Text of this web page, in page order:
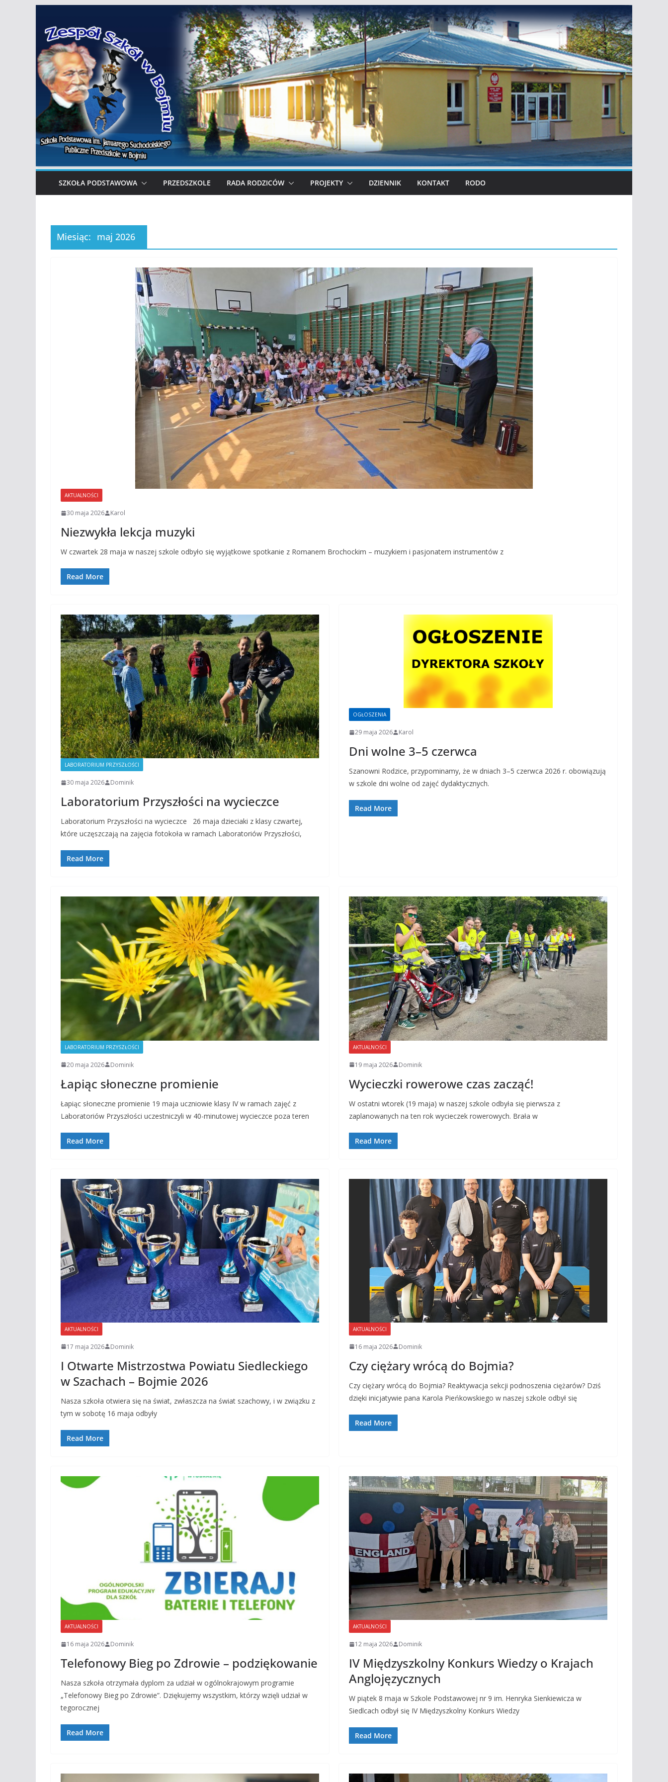
treści
SZKOŁA PODSTAWOWA PRZEDSZKOLE RADA RODZICÓW PROJEKTY DZIENNIK KONTAKT RODO
Miesiąc: maj 2026
AKTUALNOŚCI
30 maja 2026 Karol
Niezwykła lekcja muzyki
W czwartek 28 maja w naszej szkole odbyło się wyjątkowe spotkanie z Romanem Brochockim – muzykiem i pasjonatem instrumentów z
Read More
LABORATORIUM PRZYSZŁOŚCI
30 maja 2026 Dominik
Laboratorium Przyszłości na wycieczce
Laboratorium Przyszłości na wycieczce 26 maja dzieciaki z klasy czwartej,
które uczęszczają na zajęcia fotokoła w ramach Laboratoriów Przyszłości,
Read More
OGŁOSZENIA
29 maja 2026 Karol
Dni wolne 3–5 czerwca
Szanowni Rodzice, przypominamy, że w dniach 3–5 czerwca 2026 r. obowiązują
w szkole dni wolne od zajęć dydaktycznych.
Read More
LABORATORIUM PRZYSZŁOŚCI
20 maja 2026 Dominik
Łapiąc słoneczne promienie
Łapiąc słoneczne promienie 19 maja uczniowie klasy IV w ramach zajęć z
Laboratoriów Przyszłości uczestniczyli w 40-minutowej wycieczce poza teren
Read More
AKTUALNOŚCI
19 maja 2026 Dominik
Wycieczki rowerowe czas zacząć!
W ostatni wtorek (19 maja) w naszej szkole odbyła się pierwsza z
zaplanowanych na ten rok wycieczek rowerowych. Brała w
Read More
AKTUALNOŚCI
17 maja 2026 Dominik
I Otwarte Mistrzostwa Powiatu Siedleckiego
w Szachach – Bojmie 2026
Nasza szkoła otwiera się na świat, zwłaszcza na świat szachowy, i w związku z
tym w sobotę 16 maja odbyły
Read More
AKTUALNOŚCI
16 maja 2026 Dominik
Czy ciężary wrócą do Bojmia?
Czy ciężary wrócą do Bojmia? Reaktywacja sekcji podnoszenia ciężarów? Dziś
dzięki inicjatywie pana Karola Pieńkowskiego w naszej szkole odbył się
Read More
AKTUALNOŚCI
16 maja 2026 Dominik
Telefonowy Bieg po Zdrowie – podziękowanie
Nasza szkoła otrzymała dyplom za udział w ogólnokrajowym programie
„Telefonowy Bieg po Zdrowie”. Dziękujemy wszystkim, którzy wzięli udział w
tegorocznej
Read More
AKTUALNOŚCI
12 maja 2026 Dominik
IV Międzyszkolny Konkurs Wiedzy o Krajach
Anglojęzycznych
W piątek 8 maja w Szkole Podstawowej nr 9 im. Henryka Sienkiewicza w
Siedlcach odbył się IV Międzyszkolny Konkurs Wiedzy
Read More